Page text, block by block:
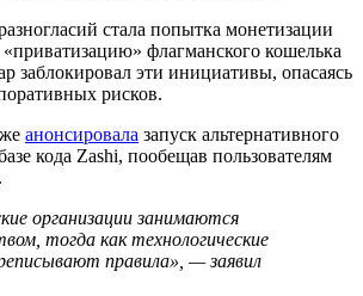
стала попытка монетизации
флагманского кошелька
заблокировал эти инициативы, опасаясь
рисков.
анонсировала запуск альтернативного
кода Zashi, пообещав пользователям
организации занимаются
тогда как технологические
правила», — заявил